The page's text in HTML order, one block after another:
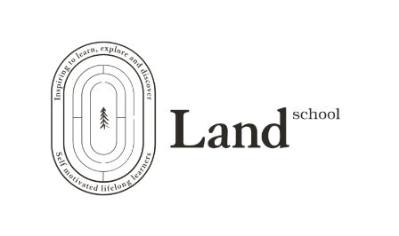
contenido